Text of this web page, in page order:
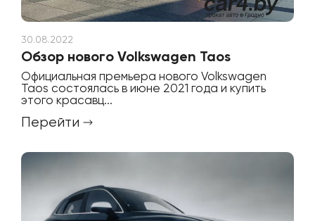
30.08.2022
Обзор нового Volkswagen Taos
Официальная премьера нового Volkswagen
Taos состоялась в июне 2021 года и купить
этого красавц...
Перейти